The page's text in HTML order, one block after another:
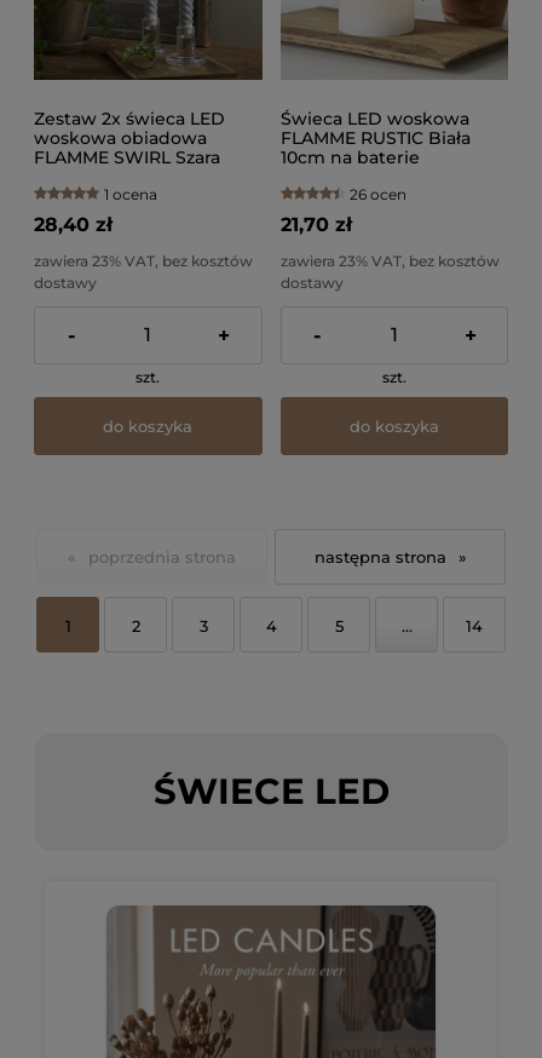
Zestaw 2x świeca LED
woskowa obiadowa
FLAMME SWIRL Szara
1 ocena
28,40 zł
zawiera 23% VAT, bez kosztów
dostawy
- +
szt.
do koszyka
Świeca LED woskowa
FLAMME RUSTIC Biała
10cm na baterie
26 ocen
21,70 zł
zawiera 23% VAT, bez kosztów
dostawy
- +
szt.
do koszyka
«
1 2 3 4 5 ... 14
»
ŚWIECE LED